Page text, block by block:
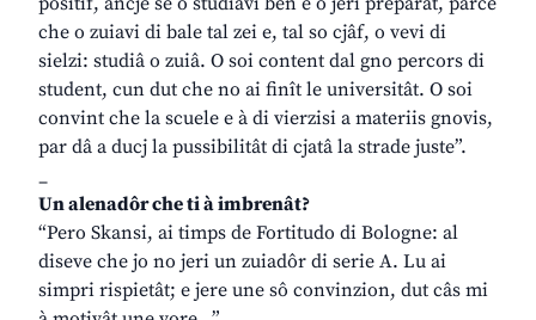
che o zuiavi di bale tal zei e, tal so cjâf, o vevi di
sielzi: studiâ o zuiâ. O soi content dal gno percors di
student, cun dut che no ai finît le universitât. O soi
convint che la scuele e à di vierzisi a materiis gnovis,
par dâ a ducj la pussibilitât di cjatâ la strade juste”.
_
Un alenadôr che ti à imbrenât?
“Pero Skansi, ai timps de Fortitudo di Bologne: al
diseve che jo no jeri un zuiadôr di serie A. Lu ai
simpri rispietât; e jere une sô convinzion, dut câs mi